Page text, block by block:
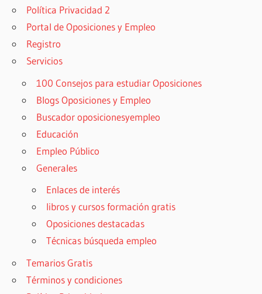
Política Privacidad 2
Portal de Oposiciones y Empleo
Registro
Servicios
100 Consejos para estudiar Oposiciones
Blogs Oposiciones y Empleo
Buscador oposicionesyempleo
Educación
Empleo Público
Generales
Enlaces de interés
libros y cursos formación gratis
Oposiciones destacadas
Técnicas búsqueda empleo
Temarios Gratis
Términos y condiciones